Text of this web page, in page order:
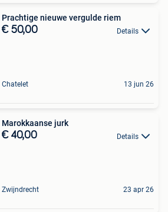
Prachtige nieuwe vergulde riem
€ 50,00 Details
Chatelet 13 jun 26
Marokkaanse jurk
€ 40,00 Details
Zwijndrecht 23 apr 26